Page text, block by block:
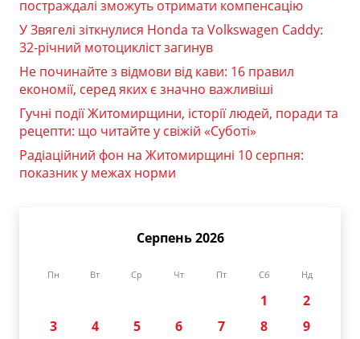
постраждалі зможуть отримати компенсацію
У Звягелі зіткнулися Honda та Volkswagen Caddy:
32-річний мотоцикліст загинув
Не починайте з відмови від кави: 16 правил
економії, серед яких є значно важливіші
Гучні події Житомирщини, історії людей, поради та
рецепти: що читайте у свіжій «Суботі»
Радіаційний фон на Житомирщині 10 серпня:
показник у межах норми
Серпень 2026
Пн Вт Ср Чт Пт Сб Нд
1
2
3
4 5 6 7 8
9